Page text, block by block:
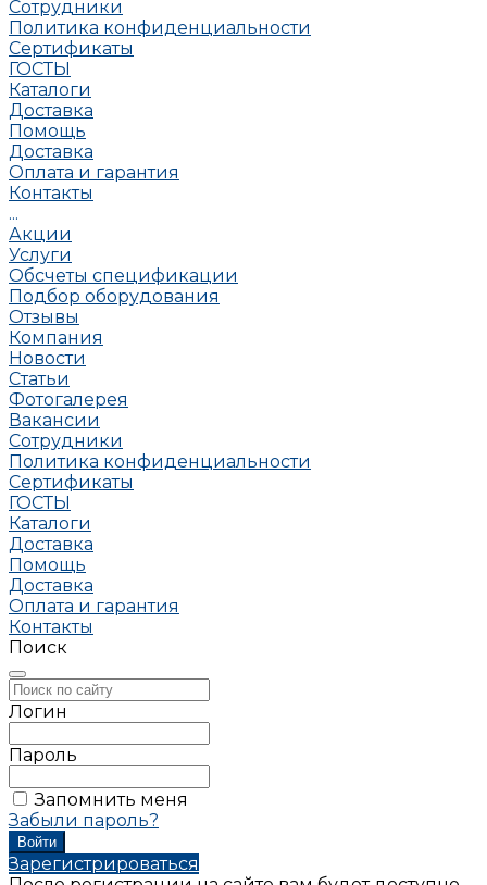
Сотрудники
Политика конфиденциальности
Сертификаты
ГОСТЫ
Каталоги
Доставка
Помощь
Доставка
Оплата и гарантия
Контакты
...
Акции
Услуги
Обсчеты спецификации
Подбор оборудования
Отзывы
Компания
Новости
Статьи
Фотогалерея
Вакансии
Сотрудники
Политика конфиденциальности
Сертификаты
ГОСТЫ
Каталоги
Доставка
Помощь
Доставка
Оплата и гарантия
Контакты
Поиск
Логин
Пароль
Запомнить меня
Забыли пароль?
Зарегистрироваться